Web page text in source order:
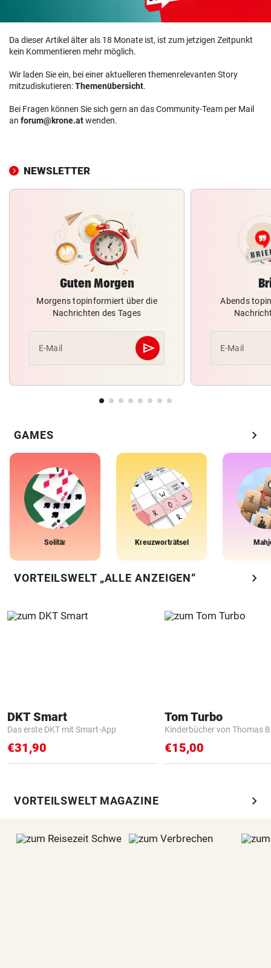
Da dieser Artikel älter als 18 Monate ist, ist zum jetzigen Zeitpunkt
kein Kommentieren mehr möglich.
Wir laden Sie ein, bei einer aktuelleren themenrelevanten Story
mitzudiskutieren:Themenübersicht.
Bei Fragen können Sie sich gern an das Community-Team per Mail
an forum@krone.atwenden.
NEWSLETTER
Guten Morgen
Morgens topinformiert über die
Nachrichten des Tages
E-Mail send
Abschicken
Abends
E-Mail
GAMES chevron_right
Solitär Kreuzworträtsel
VORTEILSWELT „ALLE ANZEIGEN“ chevron_right
DKT Smart
Das erste DKT mit Smart-App
€31,90
Tom Turbo
Kinderbücher von Thomas
€15,00
VORTEILSWELT MAGAZINE chevron_right